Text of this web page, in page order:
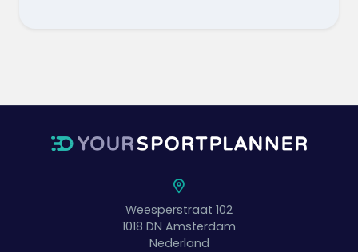
Weesperstraat 102
1018 DN Amsterdam
Nederland